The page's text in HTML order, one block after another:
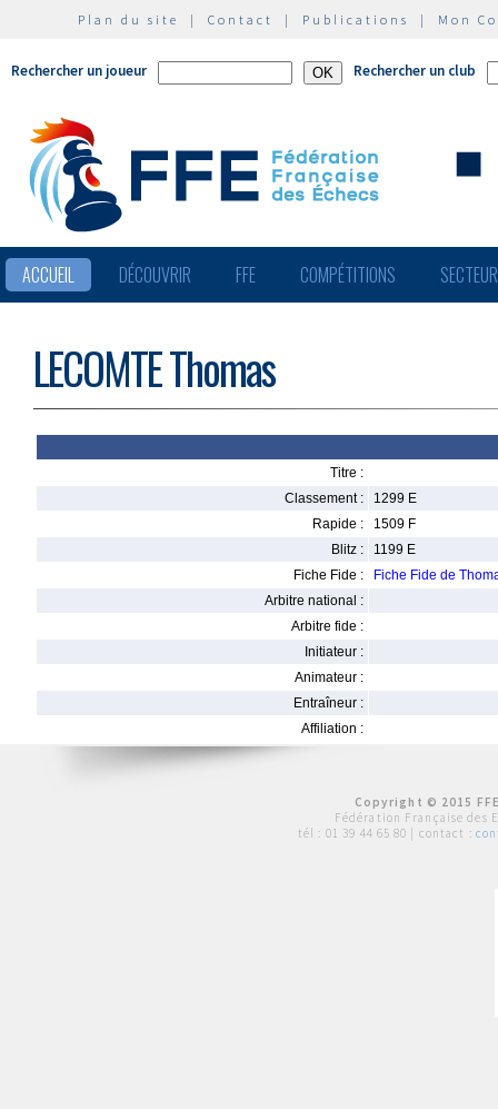
Plan du site | Contact | Publications | Mon
Rechercher un joueur Rechercher un club
ACCUEIL DÉCOUVRIR FFE COMPÉTITIONS
LECOMTE Thomas
Titre :
Classement :
1299 E
Rapide :
1509 F
Blitz :
1199 E
Fiche Fide :
Fiche Fide de
Arbitre national :
Arbitre fide :
Initiateur :
Animateur :
Entraîneur :
Affiliation :
Copyright © 2015
Fédération Française des
tél : 01 39 44 65 80 | contact :